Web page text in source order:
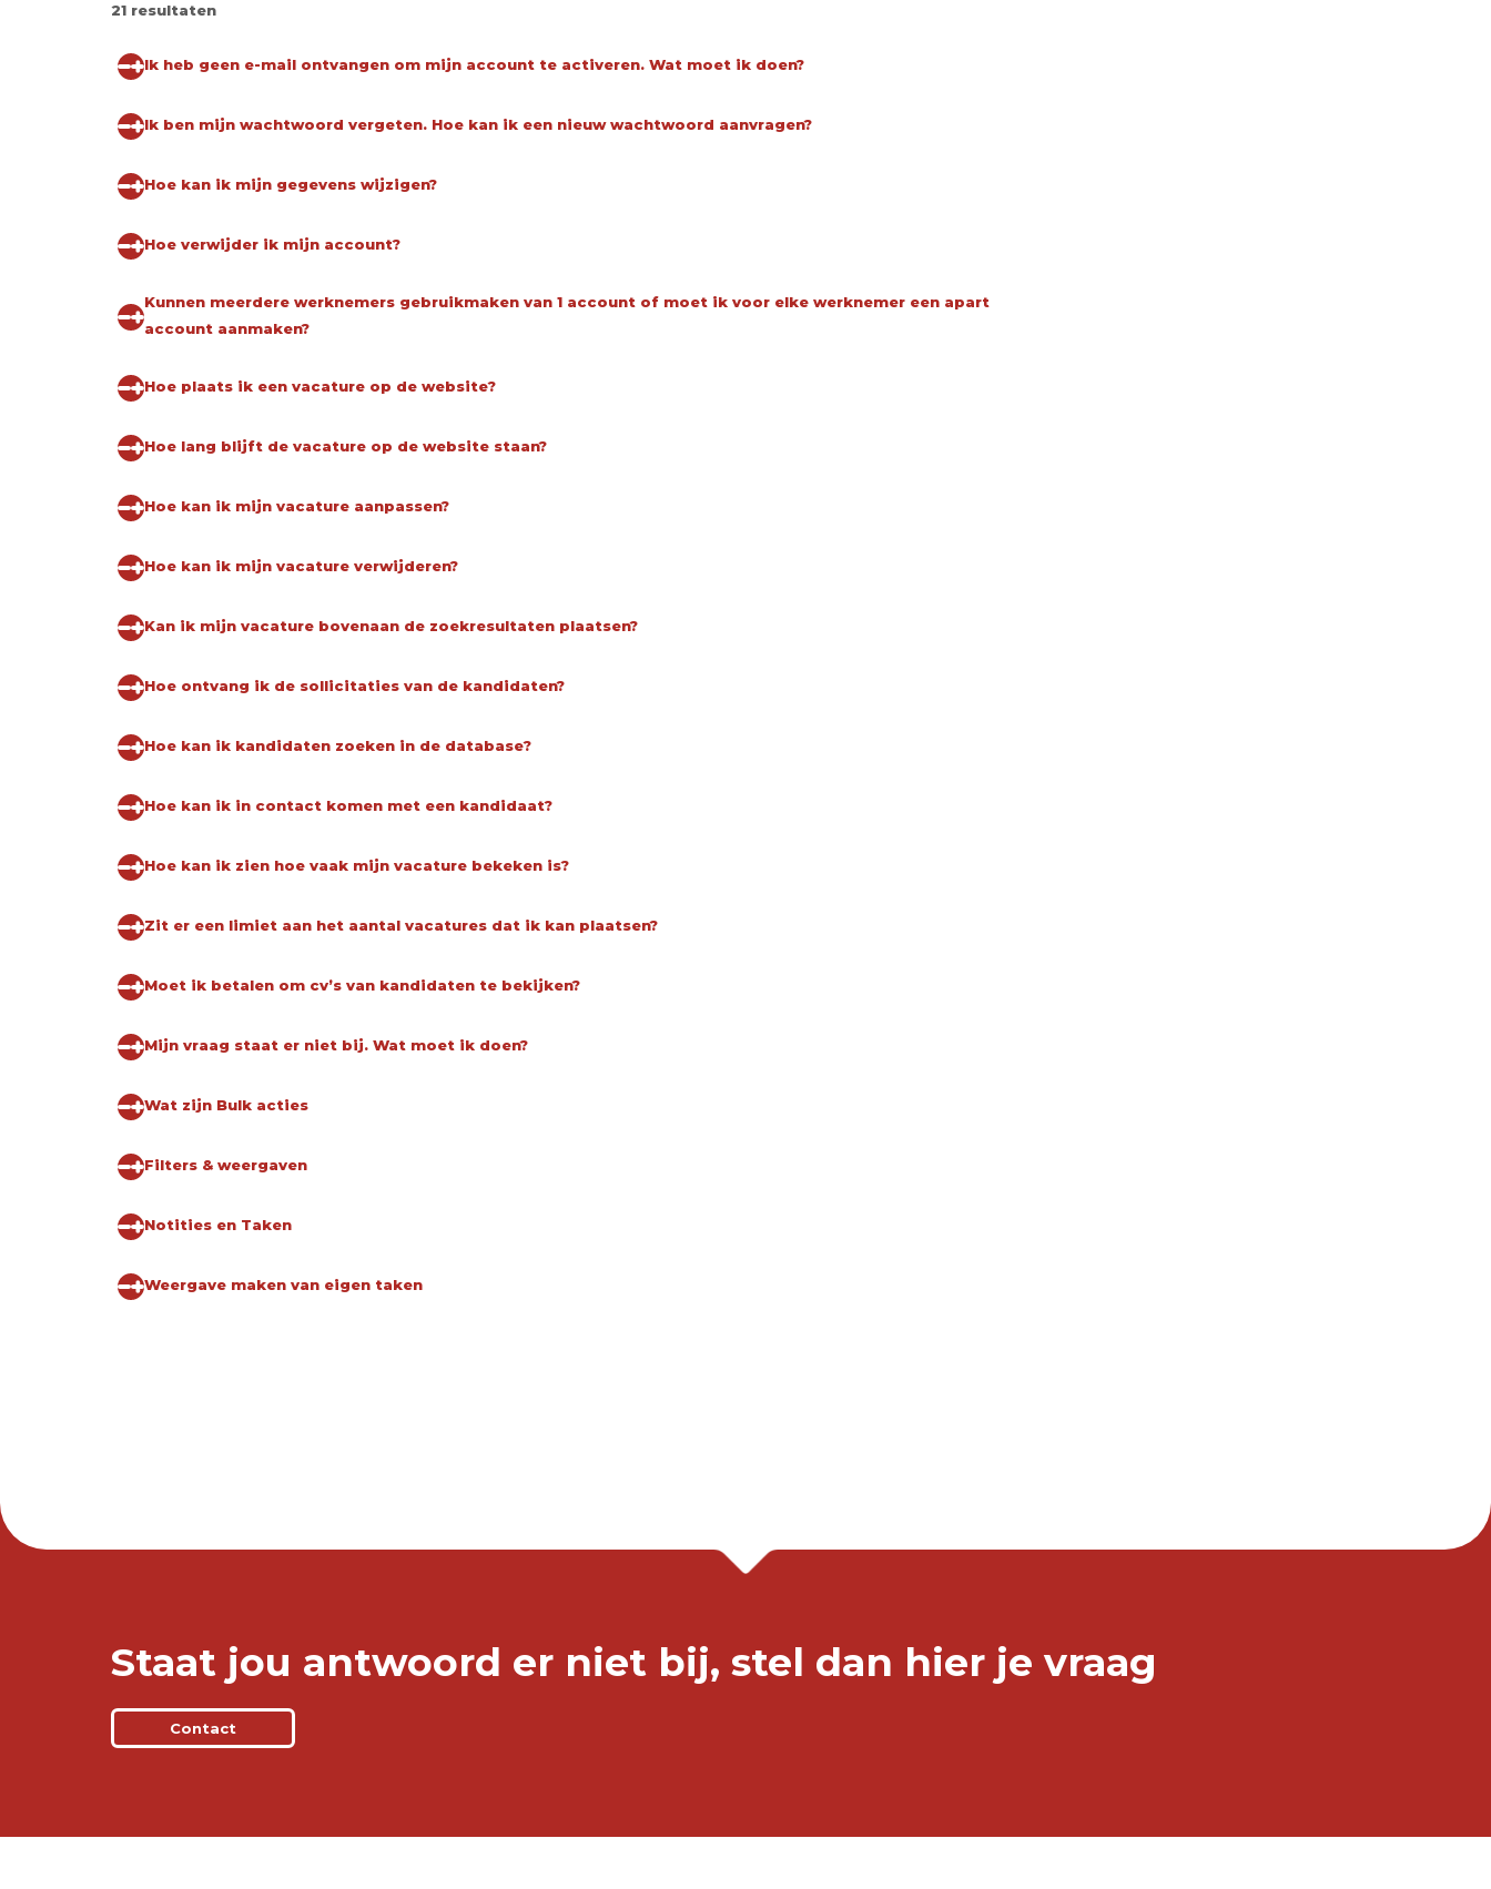
21 resultaten
Ik heb geen e-mail ontvangen om mijn account te activeren. Wat moet ik doen?
Ik ben mijn wachtwoord vergeten. Hoe kan ik een nieuw wachtwoord aanvragen?
Hoe kan ik mijn gegevens wijzigen?
Hoe verwijder ik mijn account?
Kunnen meerdere werknemers gebruikmaken van 1 account of moet ik voor elke werknemer een apart
account aanmaken?
Hoe plaats ik een vacature op de website?
Hoe lang blijft de vacature op de website staan?
Hoe kan ik mijn vacature aanpassen?
Hoe kan ik mijn vacature verwijderen?
Kan ik mijn vacature bovenaan de zoekresultaten plaatsen?
Hoe ontvang ik de sollicitaties van de kandidaten?
Hoe kan ik kandidaten zoeken in de database?
Hoe kan ik in contact komen met een kandidaat?
Hoe kan ik zien hoe vaak mijn vacature bekeken is?
Zit er een limiet aan het aantal vacatures dat ik kan plaatsen?
Moet ik betalen om cv’s van kandidaten te bekijken?
Mijn vraag staat er niet bij. Wat moet ik doen?
Wat zijn Bulk acties
Filters & weergaven
Notities en Taken
Weergave maken van eigen taken
Staat jou antwoord er niet bij, stel dan hier je vraag
Contact